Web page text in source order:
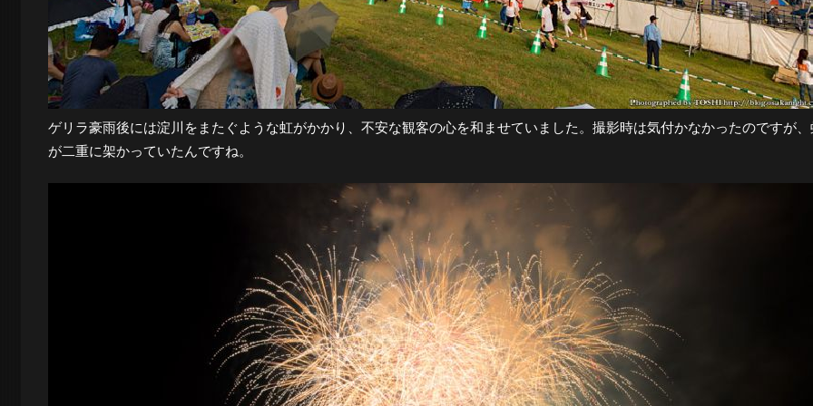
夜
景
と
都
市
風
ゲリラ豪雨後には淀川をまたぐような虹がかかり、不安な観客の心を和ませていました。撮影時は気付かなかったのですが、
が二重に架かっていたんですね。